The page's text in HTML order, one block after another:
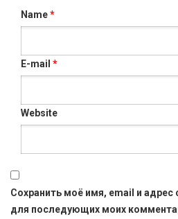
Name*
E-mail *
Website
Сохранить моё имя, email и адрес
для последующих моих